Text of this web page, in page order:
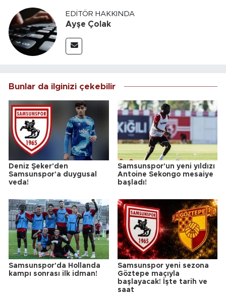
EDITÖR HAKKINDA
Ayşe Çolak
Bunlar da ilginizi çekebilir
Deniz Şeker'den
Samsunspor'a duygusal
veda!
Samsunspor'un yeni yıldızı
Antoine Sekongo mesaiye
başladı!
Samsunspor'da Hollanda
kampı sonrası ilk idman!
Samsunspor yeni sezona
Göztepe maçıyla
başlayacak! İşte tarih ve
saat